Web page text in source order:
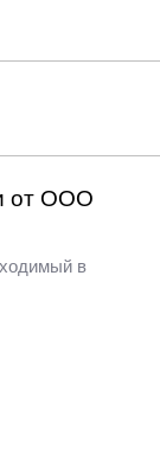
от ООО
в